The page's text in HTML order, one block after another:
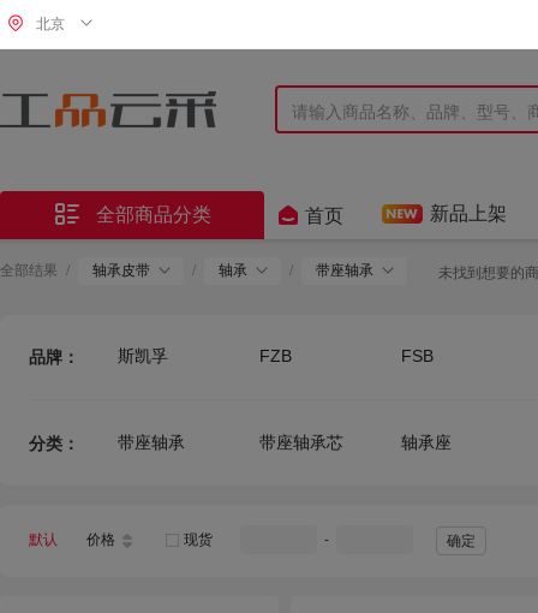
北京
 全部商品分类  首页 新品上架
全部结果 / 轴承皮带 / 轴承 / 带座轴承 未找到想要的
品牌： 斯凯孚 FZB
FSB
分类： 带座轴承 带座轴承芯 轴承座
默认 价格 现货 - 确定